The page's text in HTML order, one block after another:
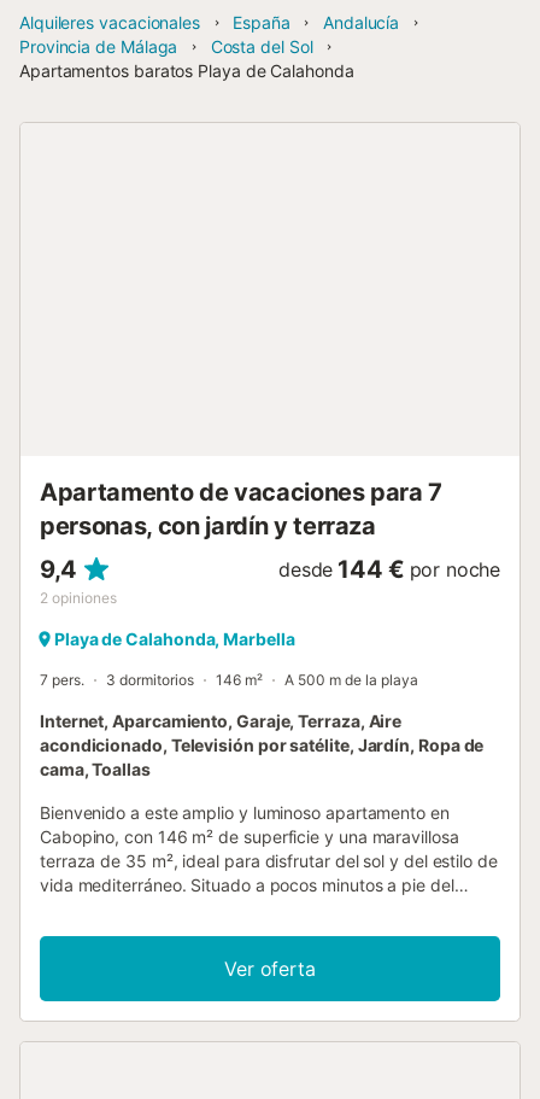
Alquileres vacacionales España
Andalucía
Provincia de Málaga
Costa del Sol
Apartamentos baratos Playa de Calahonda
Apartamento de vacaciones para 7
personas, con jardín y terraza
9,4
2 opiniones
desde 144 € por noche
Playa de Calahonda, Marbella
7 pers. 3 dormitorios 146 m² A 500 m de la playa
Internet, Aparcamiento, Garaje, Terraza, Aire
acondicionado, Televisión por satélite, Jardín, Ropa de
cama, Toallas
Bienvenido a este amplio y luminoso apartamento en
Cabopino, con 146 m² de superficie y una maravillosa
terraza de 35 m², ideal para disfrutar del sol y del estilo de
vida mediterráneo. Situado a pocos minutos a pie del
con playas tranquilas y pintorescas, este alojamiento
ofrece la combinación perfecta de comodidad, privacidad
y ubicación estratégica. El apartamento cuenta con un
dormitorio principal con baño en suite y acceso directo a la
Ver oferta